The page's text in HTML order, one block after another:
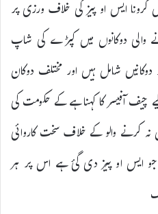
ایس او پیز کی خلاف ورزی پر
والی دوکانوں میں کپڑے کی شاپ
شامل ہیں اور مختلف دوکان
کیے چیف آفیسر کا کہنا ہے کے حکومت کی
کرنے والو کے خلاف سخت کاروائی
او پیز دی گئ ہے اس پر ہر